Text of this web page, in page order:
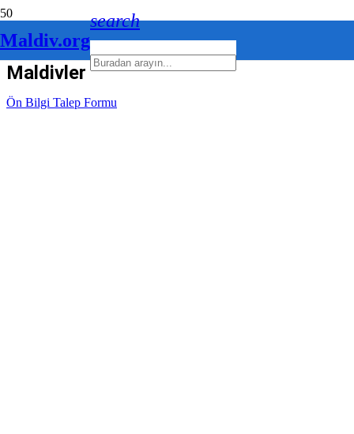
Maldiv.org
search
Maldivler Yönetim
Ön Bilgi Talep Formu